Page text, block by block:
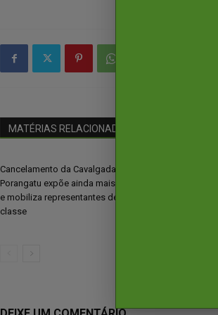
MATÉRIAS RELACIONADAS
Cancelamento da Cavalgada em
Porangatu expõe ainda mais rixa
e mobiliza representantes de
classe